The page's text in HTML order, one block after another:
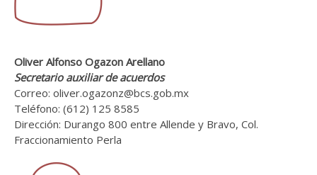
Oliver Alfonso Ogazon Arellano
Secretario auxiliar de acuerdos
Correo: oliver.ogazonz@bcs.gob.mx
Teléfono: (612) 125 8585
Dirección: Durango 800 entre Allende y Bravo, Col.
Fraccionamiento Perla